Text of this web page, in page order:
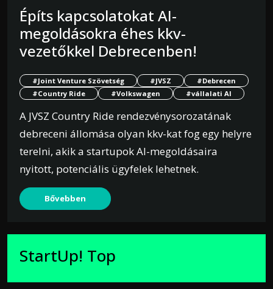
Építs kapcsolatokat AI-
megoldásokra éhes kkv-
vezetőkkel Debrecenben!
#Joint Venture Szövetség #JVSZ
#Debrecen
#Country Ride
#Volkswagen #vállalati AI
A JVSZ Country Ride rendezvénysorozatának
debreceni állomása olyan kkv-kat fog egy helyre
terelni, akik a startupok AI-megoldásaira
nyitott, potenciális ügyfelek lehetnek.
Bővebben
StartUp! Top